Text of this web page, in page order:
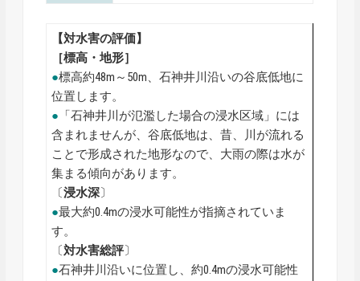
【対水害の評価】
［標高・地形］
●標高約48m～50m、石神井川沿いの谷底低地に
位置します。
● 「石神井川が氾濫した場合の浸水区域」には
含まれませんが、谷底低地は、昔、川が流れる
ことで形成された地形なので、大雨の際は水が
集まる傾向があります。
〔浸水深〕
●最大約0.4mの浸水可能性が指摘されていま
す。
〔対水害総評〕
●石神井川沿いに位置し、約0.4mの浸水可能性